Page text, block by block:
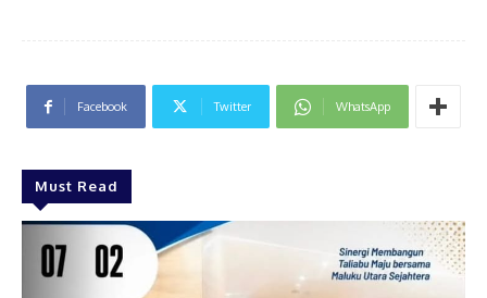
Facebook Twitter WhatsApp
Must Read